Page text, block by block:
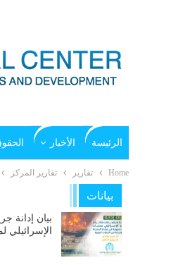
الرئيسة الأخبار
Home تقارير تقارير المركز
بيانات
بيان إدانة
الإسرائيلي